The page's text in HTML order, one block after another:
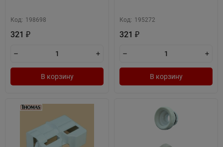
Код: 198698
321 ₽
В корзину
Код: 195272
321 ₽
В корзину